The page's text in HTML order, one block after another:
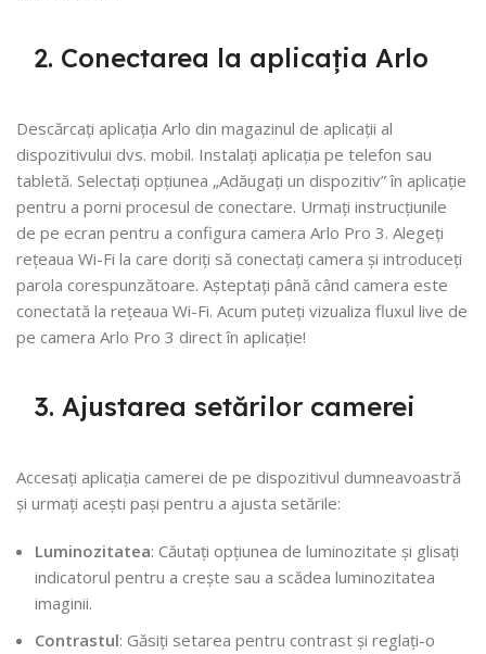
2. Conectarea la aplicația Arlo
Descărcați aplicația Arlo din magazinul de aplicații al
dispozitivului dvs. mobil. Instalați aplicația pe telefon sau
tabletă. Selectați opțiunea „Adăugați un dispozitiv” în aplicație
pentru a porni procesul de conectare. Urmați instrucțiunile
de pe ecran pentru a configura camera Arlo Pro 3. Alegeți
rețeaua Wi-Fi la care doriți să conectați camera și introduceți
parola corespunzătoare. Așteptați până când camera este
conectată la rețeaua Wi-Fi. Acum puteți vizualiza fluxul live de
pe camera Arlo Pro 3 direct în aplicație!
3. Ajustarea setărilor camerei
Accesați aplicația camerei de pe dispozitivul dumneavoastră
și urmați acești pași pentru a ajusta setările:
Luminozitatea: Căutați opțiunea de luminozitate și glisați
indicatorul pentru a crește sau a scădea luminozitatea
imaginii.
Contrastul: Găsiți setarea pentru contrast și reglați-o